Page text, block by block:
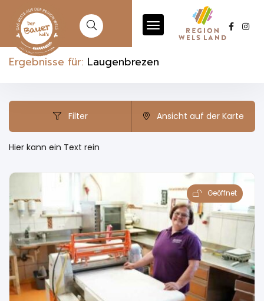
Ergebnisse für: Laugenbrezen
Filter Ansicht auf der Karte
Hier kann ein Text rein
Geöffnet